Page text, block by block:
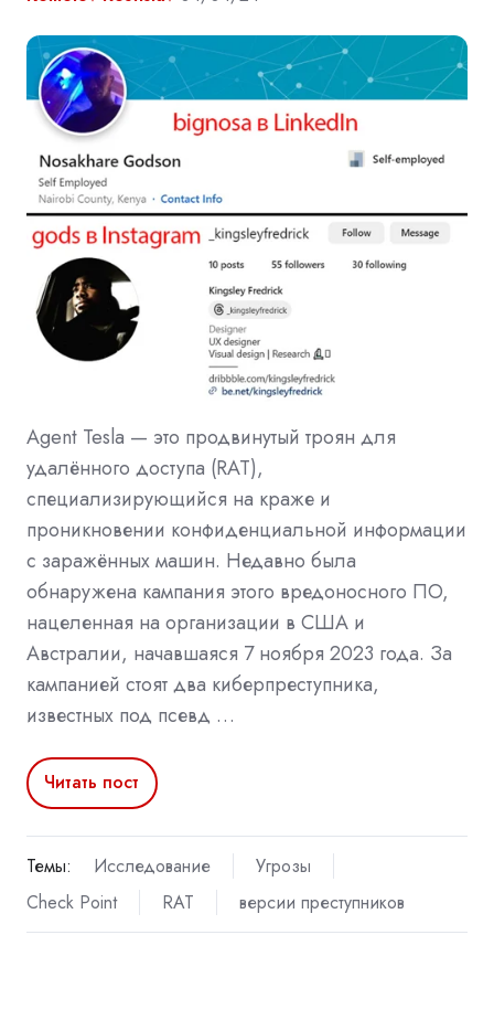
Agent Tesla — это продвинутый троян для
удалённого доступа (RAT),
специализирующийся на краже и
проникновении конфиденциальной информации
с заражённых машин. Недавно была
обнаружена кампания этого вредоносного ПО,
нацеленная на организации в США и
Австралии, начавшаяся 7 ноября 2023 года. За
кампанией стоят два киберпреступника,
известных под псевд …
Читать пост
Темы: Исследование
Угрозы
Check Point
RAT версии преступников